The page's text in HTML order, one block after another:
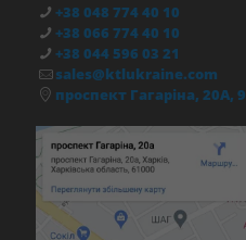
+38 048 774 40 10
+38 066 774 40 10
+38 044 596 03 21
sales@ktlukraine.com
проспект Гагаріна, 20А, 9